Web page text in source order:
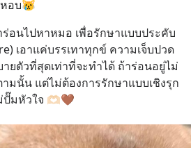
อบ😿
ร่อนไปหาหมอ เพื่อรักษาแบบประคับ
เอาแค่บรรเทาทุกข์ ความเจ็บปวด
ยตัวที่สุดเท่าที่จะทำได้ ถ้าร่อนอยู่ไม่
มนั้น แต่ไม่ต้องการรักษาแบบเชิงรุก
มหัวใจ 🫶🏻🤎